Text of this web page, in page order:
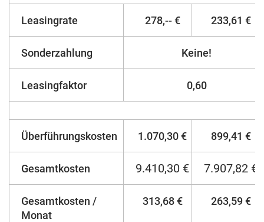
Leasingrate 278,-- € 233,61 €
Sonderzahlung Keine!
Leasingfaktor 0,60
Überführungskosten 1.070,30 € 899,41 €
Gesamtkosten 9.410,30 € 7.907,82 €
Gesamtkosten /
Monat
313,68 € 263,59 €